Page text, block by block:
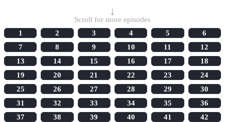
↓
Scroll for more episodes
1
2 3 4 5
6
7
8 9 10 11
12
13
14 15 16 17
18
19
20 21 22 23
24
25
26 27 28 29
30
31
32 33 34 35
36
37
38 39 40 41
42